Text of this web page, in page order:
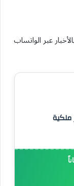
عبر الواتساب
ملكية